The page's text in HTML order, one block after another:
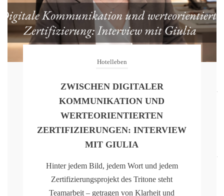
Hotelleben
ZWISCHEN DIGITALER
KOMMUNIKATION UND
WERTEORIENTIERTEN
ZERTIFIZIERUNGEN: INTERVIEW
MIT GIULIA
Hinter jedem Bild, jedem Wort und jedem
Zertifizierungsprojekt des Tritone steht
Teamarbeit – getragen von Klarheit und